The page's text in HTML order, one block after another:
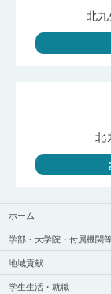
ホーム
学部・大学院・付属機関
地域貢献
学生生活・就職
北
北